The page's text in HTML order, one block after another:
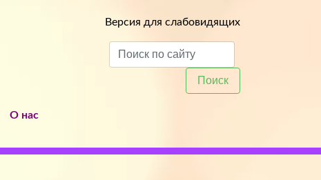
Версия для слабовидящих
Поиск
О нас